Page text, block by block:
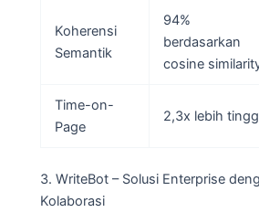
Koherensi
Semantik
94%
berdasarkan
cosine
Time-on-
Page
2,3x lebih
3. WriteBot – Solusi Enterprise
Kolaborasi